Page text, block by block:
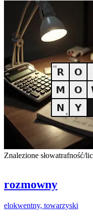
Znalezione słowatrafność/
rozmowny
elokwentny, towarzyski